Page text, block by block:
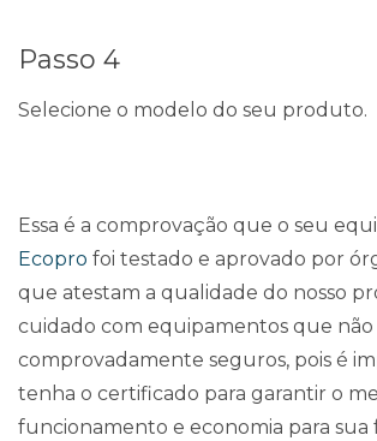
Passo 4
Selecione o modelo do seu produto.
Essa é a comprovação que o seu
Ecopro foi testado e aprovado por
que atestam a qualidade do nosso
cuidado com equipamentos que não
comprovadamente seguros, pois é
tenha o certificado para garantir o
funcionamento e economia para sua